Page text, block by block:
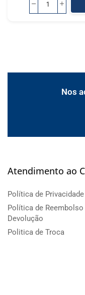
Nos
Atendimento ao
Política de Privacidade
Política de Reembolso
Devolução
Politica de Troca